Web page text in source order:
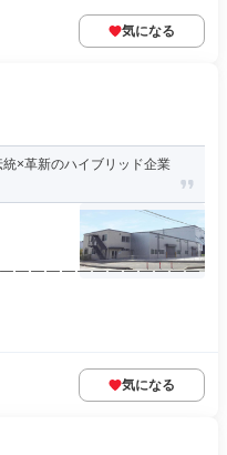
気になる
×革新のハイブリッド企業
￣￣￣￣￣￣￣￣￣￣￣￣
気になる